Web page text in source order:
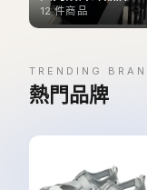
12件商品
TRENDING
熱門品牌